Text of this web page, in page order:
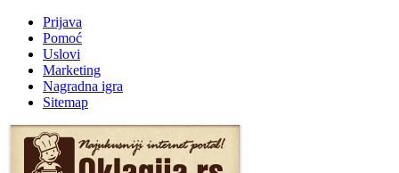
Prijava
Pomoć
Uslovi
Marketing
Nagradna igra
Sitemap